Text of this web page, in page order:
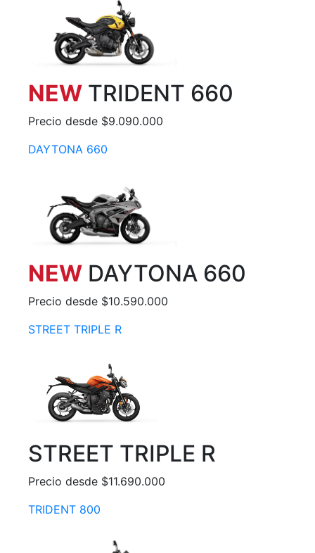
NEW TRIDENT 660
Precio desde $9.090.000
DAYTONA 660
NEW DAYTONA 660
Precio desde $10.590.000
STREET TRIPLE R
STREET TRIPLE R
Precio desde $11.690.000
TRIDENT 800